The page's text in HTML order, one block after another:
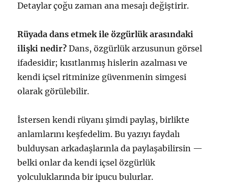
Detaylar çoğu zaman ana mesajı değiştirir.
Rüyada dans etmek ile özgürlük arasındaki
ilişki nedir? Dans, özgürlük arzusunun görsel
ifadesidir; kısıtlanmış hislerin azalması ve
kendi içsel ritminize güvenmenin simgesi
olarak görülebilir.
İstersen kendi rüyanı şimdi paylaş, birlikte
anlamlarını keşfedelim. Bu yazıyı faydalı
bulduysan arkadaşlarınla da paylaşabilirsin —
belki onlar da kendi içsel özgürlük
yolculuklarında bir ipucu bulurlar.